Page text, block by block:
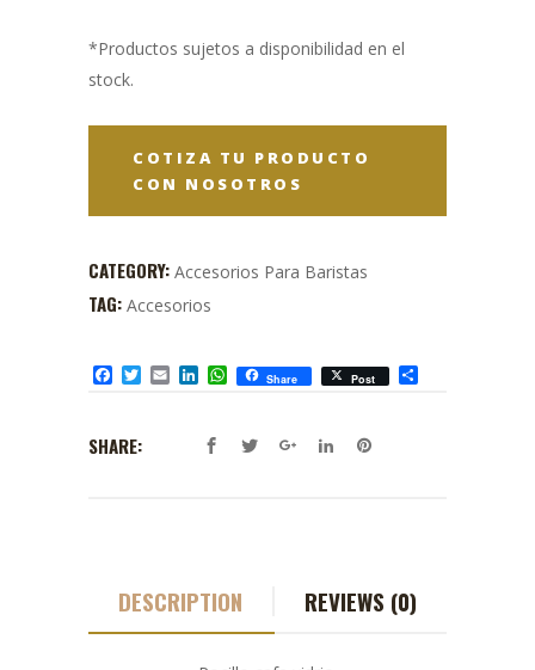
*Productos sujetos a disponibilidad en el
stock.
COTIZA TU PRODUCTO
CON NOSOTROS
CATEGORY: Accesorios Para Baristas
TAG: Accesorios
Facebook
TwitterEmailLinkedIn
WhatsApp
Share Post
SHARE:
DESCRIPTION REVIEWS (0)